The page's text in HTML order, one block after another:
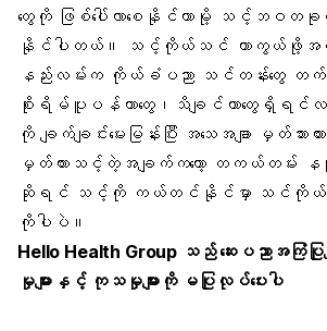
တွေကို ဖြစ်ပေါ်လာစေနိုင်တာမို့ သင့်ဘဝတခုလုံး
နိုင်ပါတယ်။ သင့်ကိုယ်သင် ကာကွယ်ဖို့အတွက် အ
နည်းလမ်းက ကိုယ်ခံပညာ သင်တန်းတွေ တ
စိုးရိမ်ပူပန်တာတွေ၊သိချင်တာတွေရှိရင်
ကို ချက်ချင်းမေးမြန်းပြီး အသေအချာ မှတ်သားထ
မှတ်ထားသင့်တဲ့အချက်ကတော့ တကယ်တမ်း နဖူး
ဆိုရင် သင့်ကို ကယ်တင်နိုင်မှာ သင်ကို
ကိုပါပဲ။
Hello Health Group သည် ဆေးပညာအကြံပြုချ
မှုများနှင့် ကုသမှုများကို မပြုလုပ်ပေးပါ